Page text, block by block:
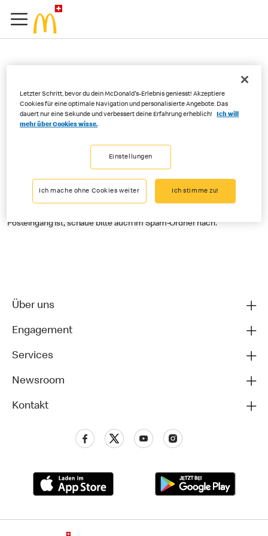
Erhalte ich eine Quittung,
nachdem ich die Zahlung
über Order&Pay
bestätigt habe?
Ja, du erhältst einen Beleg an die E-Mail-Adresse, die du bei der
Posteingang ist, schaue bitte auch im Spam-Ordner nach.
Über uns
Engagement
Services
Newsroom
Kontakt
Letzter Schritt, bevor du dein McDonald's-Erlebnis geniesst! Akzeptiere
Cookies für eine optimale Navigation und personalisierte Angebote. Das
dauert nur eine Sekunde und verbessert deine Erfahrung erheblich!
Ich will
mehr über Cookies wisse.
Einstellungen
Ich mache ohne Cookies weiter Ich stimme zu!